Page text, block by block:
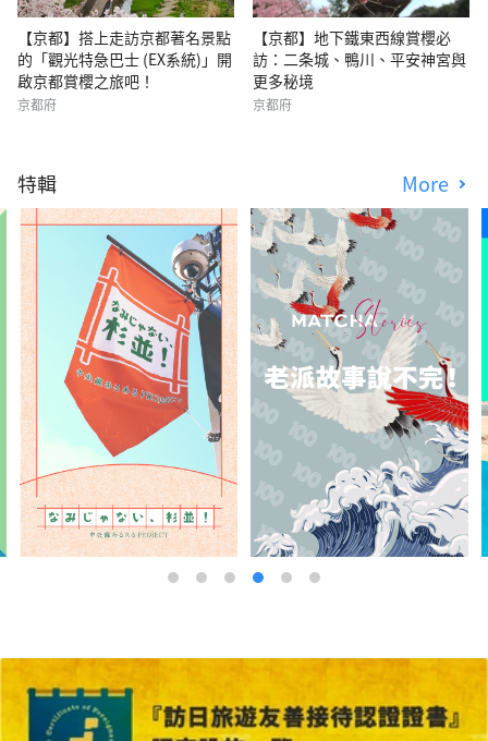
【京都】搭上走訪京都著名景點
的「觀光特急巴士 (EX系統)」開
啟京都賞櫻之旅吧！
京都府
【京都】地下鐵東西線賞櫻必
訪：二条城、鴨川、平安神宮與
更多秘境
京都府
特輯 More